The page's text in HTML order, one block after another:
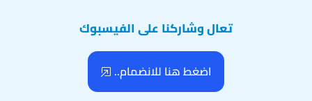
تعال وشاركنا على الفيسبوك
اضغط هنا للانضمام..